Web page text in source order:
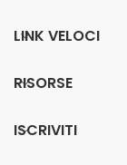
LINK VELOCI
RISORSE
ISCRIVITI